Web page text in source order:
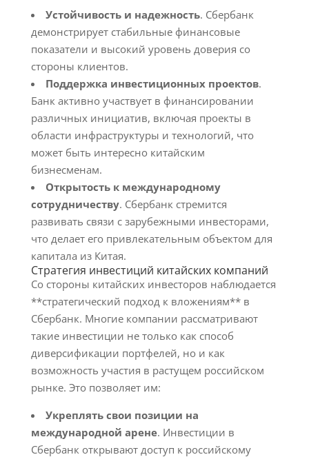
Устойчивость и надежность. Сбербанк
демонстрирует стабильные финансовые
показатели и высокий уровень доверия со
стороны клиентов.
Поддержка инвестиционных проектов.
Банк активно участвует в финансировании
различных инициатив, включая проекты в
области инфраструктуры и технологий, что
может быть интересно китайским
бизнесменам.
Открытость к международному
сотрудничеству. Сбербанк стремится
развивать связи с зарубежными инвесторами,
что делает его привлекательным объектом для
капитала из Китая.
Стратегия инвестиций китайских компаний
Со стороны китайских инвесторов наблюдается
**стратегический подход к вложениям** в
Сбербанк. Многие компании рассматривают
такие инвестиции не только как способ
диверсификации портфелей, но и как
возможность участия в растущем российском
рынке. Это позволяет им:
Укреплять свои позиции на
международной арене. Инвестиции в
Сбербанк открывают доступ к российскому